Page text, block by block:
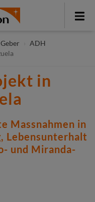
Toggle
ADH
in
Massnahmen in
Lebensunterhalt
und Miranda-